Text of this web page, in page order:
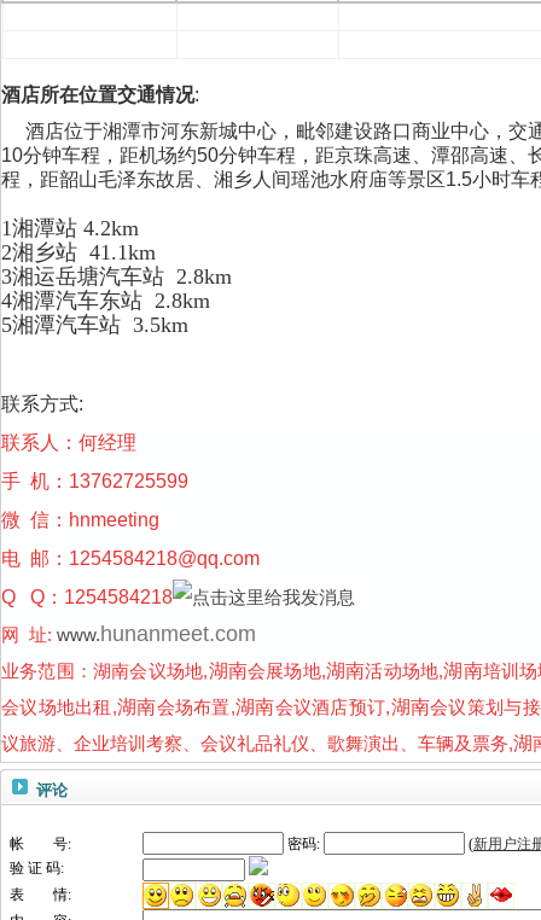
酒店所在位置交通情况:
酒店位于湘潭市河东新城中心，毗邻建设路口商业中心，交
10分钟车程，距机场约50分钟车程，距京珠高速、潭邵高速、
程，距韶山毛泽东故居、湘乡人间瑶池水府庙等景区1.5小时车
1湘潭站 4.2km
2湘乡站 41.1km
3湘运岳塘汽车站 2.8km
4湘潭汽车东站 2.8km
5湘潭汽车站 3.5km
联系方式:
联系人：何经理
手 机：13762725599
微 信：hnmeeting
电 邮： 1254584218@qq.com
Q Q：1254584218
网 址: www.hunanmeet.com
业务范围：湖南会议场地,湖南会展场地,湖南活动场地,湖南培训
会议场地出租,湖南会场布置,湖南会议酒店预订,湖南会议策划与
议旅游、企业培训考察、会议礼品礼仪、歌舞演出、车辆及票务,湖
评论
帐 号: 密码: (新用户注
验 证 码:
表 情: